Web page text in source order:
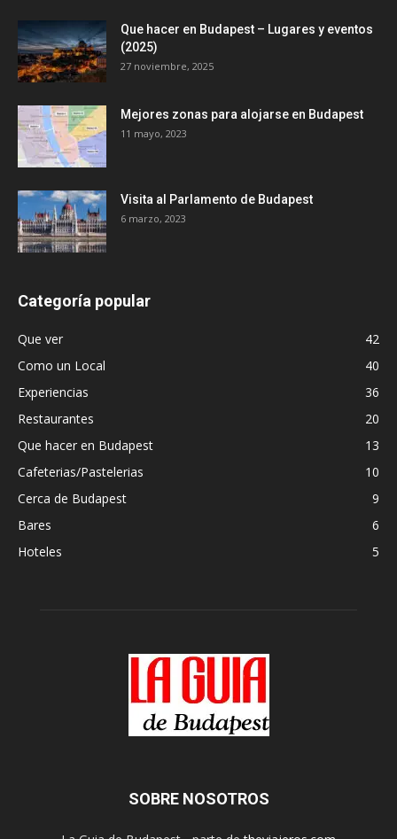
Que hacer en Budapest – Lugares y eventos
(2025)
27 noviembre, 2025
Mejores zonas para alojarse en Budapest
11 mayo, 2023
Visita al Parlamento de Budapest
6 marzo, 2023
Categoría popular
Que ver
42
Como un Local
40
Experiencias
36
Restaurantes
20
Que hacer en Budapest
13
Cafeterias/Pastelerias
10
Cerca de Budapest
9
Bares
6
Hoteles
5
SOBRE NOSOTROS